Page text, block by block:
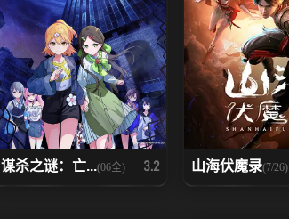
谋杀之谜：亡...(06全) 3.2 山海伏魔录(7/26)